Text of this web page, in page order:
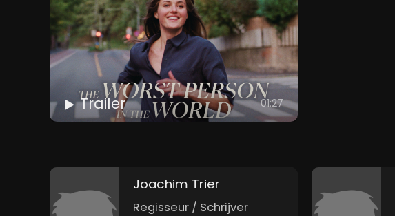
Trailer 01:27
Joachim Trier
Regisseur / Schrijver